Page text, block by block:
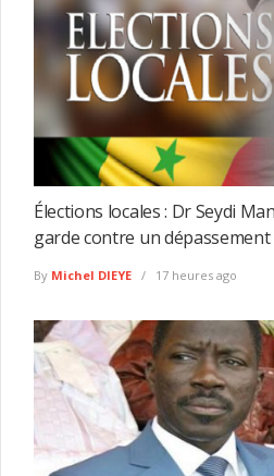
Élections locales : Dr Seydi
garde contre un
By Michel DIEYE 17 heures ago